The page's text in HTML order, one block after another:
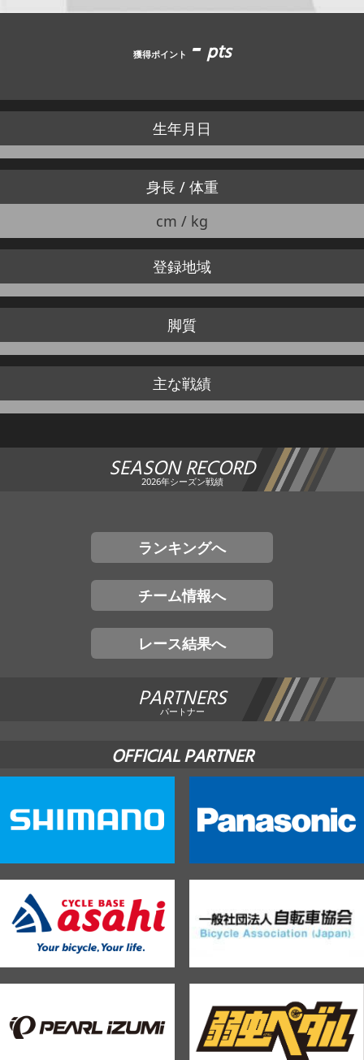
獲得ポイント -pts
生年月日
身長 / 体重
cm / kg
登録地域
脚質
主な戦績
SEASON RECORD
2026年シーズン戦績
ランキングへ
チーム情報へ
レース結果へ
PARTNERS
パートナー
OFFICIAL PARTNER